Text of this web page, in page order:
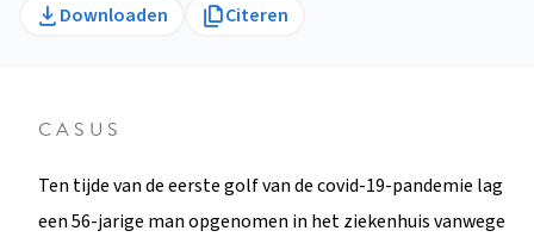
Downloaden Citeren
CASUS
Ten tijde van de eerste golf van de covid-19-pandemie lag
een 56-jarige man opgenomen in het ziekenhuis vanwege